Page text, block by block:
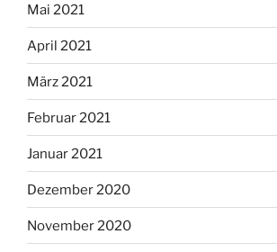
Mai 2021
April 2021
März 2021
Februar 2021
Januar 2021
Dezember 2020
November 2020